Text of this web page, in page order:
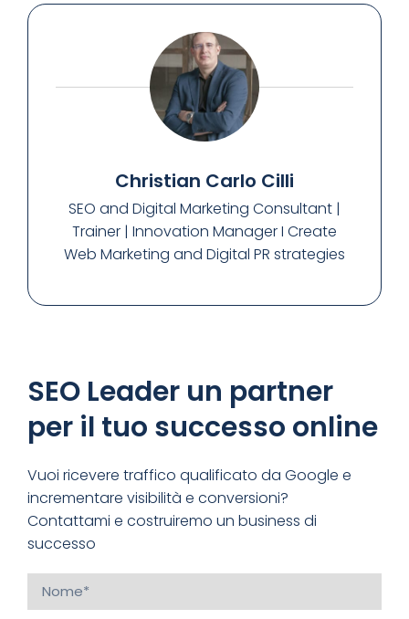
Christian Carlo Cilli
SEO and Digital Marketing Consultant |
Trainer | Innovation Manager I Create
Web Marketing and Digital PR strategies
SEO Leader un partner
per il tuo successo online
Vuoi ricevere traffico qualificato da Google e
incrementare visibilità e conversioni?
Contattami e costruiremo un business di
successo